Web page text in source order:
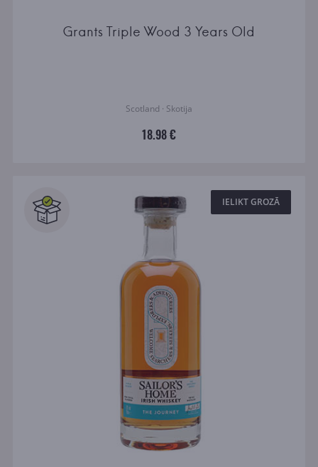
Grants Triple Wood 3 Years Old
Scotland · Skotija
18.98 €
IELIKT GROZĀ